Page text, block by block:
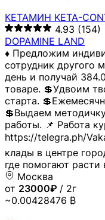
КЕТАМИН KETA-
4.93 (154)
DOPAMINE LAND
♦️ Предложим
сотрудник другого
день и получай
товаре. 💲Удвоим
старта.
💲Выдаем
работы. 📌 Работа
https://telegra.ph/
клады в центре
где помогают расти
Москва
от 23000₽ / 2г
~0.00428476 ₿